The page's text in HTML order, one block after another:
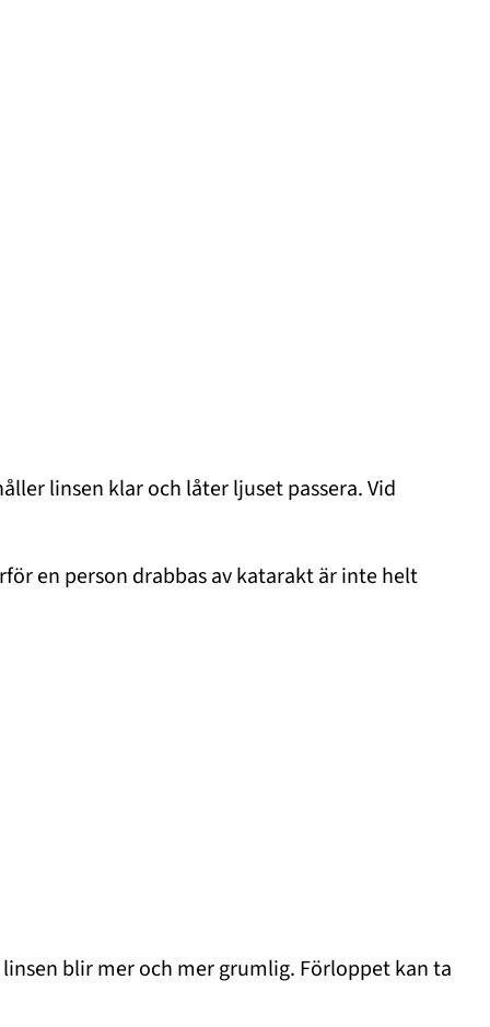
linsen klar och låter ljuset passera. Vid
en person drabbas av katarakt är inte helt
blir mer och mer grumlig. Förloppet kan ta